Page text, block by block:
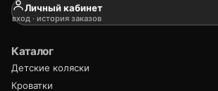
Личный кабинет
вход · история заказов
Каталог
Детские коляски
Кроватки